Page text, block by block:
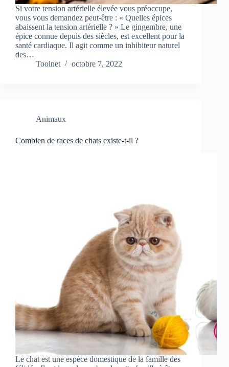
Si votre tension artérielle élevée vous préoccupe,
vous vous demandez peut-être : « Quelles épices
abaissent la tension artérielle ? » Le gingembre, une
épice connue depuis des siècles, est excellent pour la
santé cardiaque. Il agit comme un inhibiteur naturel
des…
Toolnet
octobre 7, 2022
Animaux
Combien de races de chats existe-t-il ?
Le chat est une espèce domestique de la famille des